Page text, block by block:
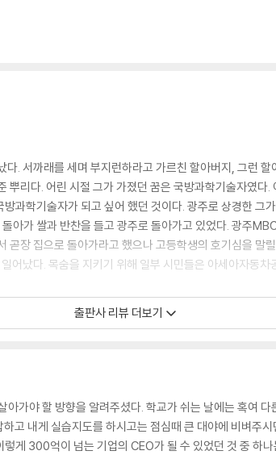
. 서까래를 세며 부지런하라고 가르친 할아버지, 그런
뿌리다. 어린 시절 그가 가졌던 꿈은 국방과학기술자였다
과학기술자가 되고 싶어 했던 것이다. 광주로 상경한 그
아가 쌀과 반찬을 들고 광주로 돌아가고 있었다. 광주
곧장 집으로 돌아가라고 했으나 고등학생의 호기심을 말
어났다. 목숨을 지키기 위해 일부 시민들은 아세아자동
는 질질 끌리며 흔들리다가 울퉁불퉁한 바닥에서 통통
최루탄을 마구 쏘았다. 시신을 끌고 가던 군인들이 고개
출판사 리뷰 더보기
가야 할 방향을 알려주셨다. 학교가 쉬는 날에는 혹여
고 내게 실습지도를 하시고는 점심때 큰 대야에 비벼주
게 300억이 넘는 기업의 CEO가 될 수 있었던 것 중 하